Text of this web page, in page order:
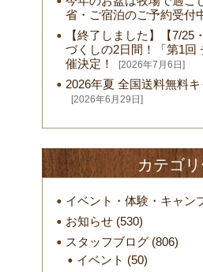
省・ご宿泊のご予約受付
【終了しました】【7/25
づくしの2日間！「第1回
催決定！
[2026年7月6日]
2026年夏 全国送料無料キ
[2026年6月29日]
カテゴ
イベント・体験・キャン
お知らせ(530)
スタッフブログ(806)
イベント (50)